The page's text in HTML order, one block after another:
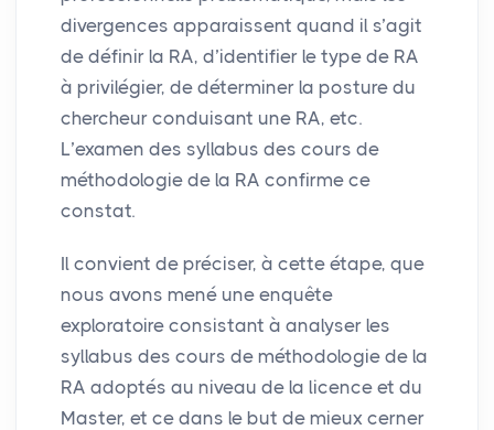
divergences apparaissent quand il s’agit
de définir la RA, d’identifier le type de RA
à privilégier, de déterminer la posture du
chercheur conduisant une RA, etc.
L’examen des syllabus des cours de
méthodologie de la RA confirme ce
constat.
Il convient de préciser, à cette étape, que
nous avons mené une enquête
exploratoire consistant à analyser les
syllabus des cours de méthodologie de la
RA adoptés au niveau de la licence et du
Master, et ce dans le but de mieux cerner